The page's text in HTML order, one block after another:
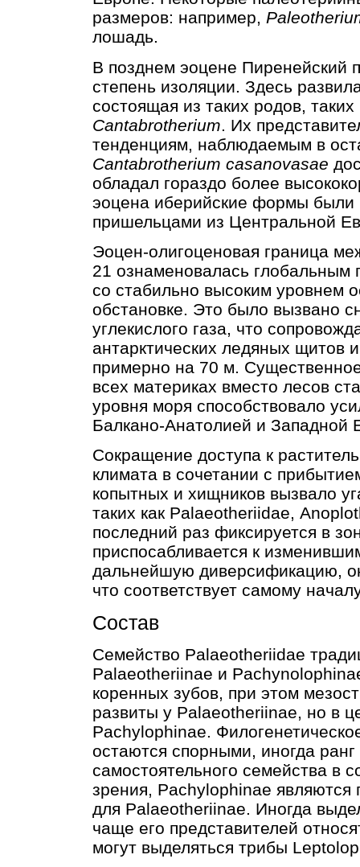
размеров: например,
лошадь.
В позднем эоцене Пиренейский
степень изоляции. Здесь
состоящая из таких родов, таких
Cantabrotherium. Их
тенденциям, наблюдаемым в
Cantabrotherium casanovasae
обладал гораздо более
эоцена иберийские формы
пришельцами из Центральной
Эоцен-олигоценовая граница
21 ознаменовалась глобальным
со стабильно высоким уровнем
обстановке. Это было вызвано
углекислого газа, что
антарктических ледяных щитов
примерно на 70 м.
всех материках вместо лесов
уровня моря способствовало
Балкано-Анатолией и Западной
Сокращение доступа к
климата в сочетании с
копытных и хищников вызвало
таких как Palaeotheriidae,
последний раз фиксируется в
приспосабливается к
дальнейшую диверсификацию,
что соответствует самому
Состав
Семейство Palaeotheriidae
Palaeotheriinae и
коренных зубов, при этом
развиты у Palaeotheriinae, но в
Pachylophinae.
остаются спорными, иногда
самостоятельного семейства в
зрения, Pachylophinae являются
для Palaeotheriinae. Иногда
чаще его представителей
могут выделяться трибы